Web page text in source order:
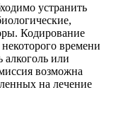
устранить
Кодирование
некоторого времени
алкоголь или
возможна
на лечение